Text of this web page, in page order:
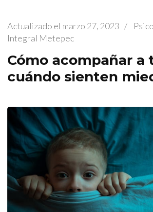
Actualizado el marzo 27, 2023 /
Integral Metepec
Cómo acompañar a
cuándo sienten